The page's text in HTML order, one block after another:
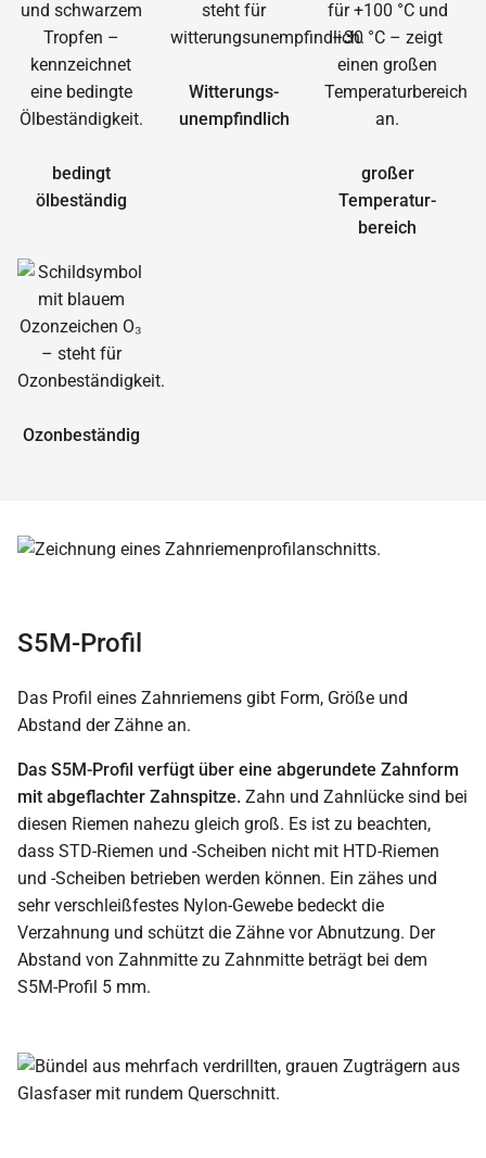
bedingt
ölbeständig
Witterungs­
unempfindlich
großer
Temperatur­
bereich
Ozonbeständig
S5M-Profil
Das Profil eines Zahnriemens gibt Form, Größe und
Abstand der Zähne an.
Das S5M-Profil verfügt über eine abgerundete Zahnform
mit abgeflachter Zahnspitze. Zahn und Zahnlücke sind bei
diesen Riemen nahezu gleich groß. Es ist zu beachten,
dass STD-Riemen und -Scheiben nicht mit HTD-Riemen
und -Scheiben betrieben werden können. Ein zähes und
sehr verschleißfestes Nylon-Gewebe bedeckt die
Verzahnung und schützt die Zähne vor Abnutzung. Der
Abstand von Zahnmitte zu Zahnmitte beträgt bei dem
S5M-Profil 5 mm.